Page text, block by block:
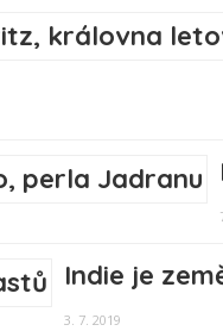
Indie je
3. 7. 2019